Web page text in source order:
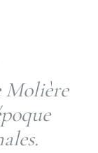
Molière